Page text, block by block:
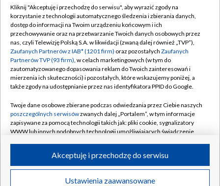
TVP
Abonament TVP
Emisja w TVP
Centrum informacji TVP
Naziemna Telewizja Cyfrowa
Rada Programowa
System NOS
Informacje o nadawcy
Program dla prasy
Regulamin TVP
Polityka prywatności
Moje zgody
Pomoc
Kontakt
Kanały
©2026 Telewizja Polska S.A. w likwidacji
Kliknij "Akceptuję i przechodzę do serwisu", aby wyrazić zgody na
korzystanie z technologii automatycznego śledzenia i zbierania danych,
dostęp do informacji na Twoim urządzeniu końcowym i ich
przechowywanie oraz na przetwarzanie Twoich danych osobowych przez
nas, czyli Telewizję Polską S.A. w likwidacji (zwaną dalej również „TVP”),
Zaufanych Partnerów z IAB* (1201 firm) oraz pozostałych Zaufanych
Partnerów TVP (93 firm), w celach marketingowych (w tym do
zautomatyzowanego dopasowania reklam do Twoich zainteresowań i
mierzenia ich skuteczności) i pozostałych, które wskazujemy poniżej, a
także zgody na udostępnianie przez nas identyfikatora PPID do Google.
Twoje dane osobowe zbierane podczas odwiedzania przez Ciebie naszych
poszczególnych serwisówzwanych dalej „Portalem”, w tym informacje
zapisywane za pomocą technologii takich jak: pliki cookie, sygnalizatory
WWW lub innych podobnych technologii umożliwiających świadczenie
ruchu w Internecie.
Twoje dane osobowe zbierane podczas odwiedzania przez Ciebie
Ustawienia zaawansowane
Akceptuję i przechodzę do serwisu